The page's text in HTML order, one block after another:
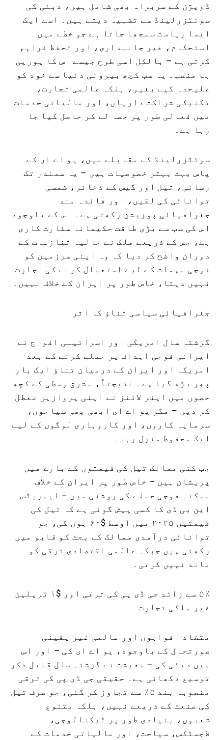
ڈویژن کے سربراہ بھی شامل ہیں، دبئی کی
سوئٹزرلینڈ سے تشبیہ دیتے ہیں۔ اسے ایک
ایسا ریاست سمجھا جاتا ہے جو خطے میں
استحکام، غیر جانبداری، اور تحفظ فراہم
کرتی ہے – بالکل اسی طرح جیسے اس کا یورپی
ہم منصب۔ یہ سب کچھ بیرونی دنیا سے خود کو
علیحدہ کیے بغیر، بلکہ عالمی تجارت،
تکنیکی شراکت داریاں، اور مالیاتی خدمات
میں فعالی طور پر حصہ لے کر حاصل کیا جا
رہا ہے۔
سوئٹزرلینڈ کے مقابلے میں، یو اے ای کے
پاس بہت بہتر خصوصیات ہیں – یہ سمندر تک
رسائی، تیل اور گیس کے ذخائر، شمسی
توانائی کی لقیں، اور فائدہ مند
جغرافیائی پوزیشن رکھتی ہے۔ اس کے باوجود
اس کی سب سے بڑی طاقت حکیمانہ سفارت کاری
ہے، جس کے ذریعے ملک نے حالیہ تنازعات کے
دوران واضح کر دیا کہ وہ اپنی سرزمین کو
فوجی مہمات کے لیے استعمال کرنے کی اجازت
نہیں دیتا، خاص طور پر ایران کے خلاف نہیں۔
جغرافیائی سیاسی تناؤ کا اثر
گزشتہ سال امریکی اور اسرائیلی افواج نے
ایرانی فوجی اہداف پر حملے کرنے کے بعد
امریکہ اور ایران کے درمیان تناؤ ایک بار
پھر بڑھ گیا ہے۔ نتیجتاً، مشرق وسطی کے کچھ
حصوں میں ایئر لائنز نے اپنی پروازیں معطل
کر دیں – مگر یو اے ای ابھی بھی سیاحوں،
سرمایہ کاروں، اور کاروباری لوگوں کے لیے
ایک محفوظ منزل رہا۔
جب کئی ممالک تیل کی قیمتوں کے بارے میں
پریشان ہیں – خاص طور پر ایران کے خلاف
ممکنہ فوجی حملے کی روشنی میں – ایمریٹس
این بی ڈی کا کسی پیش گوئی ہے کہ تیل کی
قیمتیں ۲۰۲۵ میں اوسط $۶۰ ہوں گی، جو
توانائی درآمدی ممالک کے بجٹ کو قابو میں
رکھتی ہیں جبکہ عالمی اقتصادی ترقی کو
ماند نہیں کرتی۔
۵٪ سے زائد جی ڈی پی کی ترقی اور $۱ ٹریلین
غیر ملکی تجارت
متضاد افواہوں اور عالمی غیر یقینی
صورتحال کے باوجود، یو اے ای کی – اور اس
میں دبئی کی – معیشت نے گزشتہ سال قابل ذکر
توسیع دکھائی ہے۔ حقیقی جی ڈی پی کی ترقی
منصوبہ بند ۵٪ سے تجاوز کر گئی، جو صرف تیل
کی صنعت کے ذریعے نہیں، بلکہ متنوع
شعبوں، بنیادی طور پر ٹیکنالوجی،
لاجسٹکس، سیاحت، اور مالیاتی خدمات کے